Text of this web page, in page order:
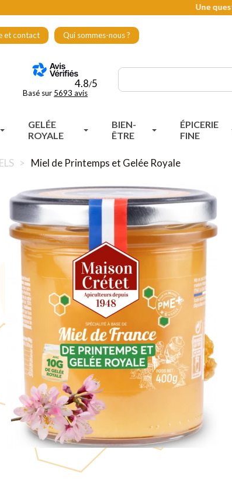
Une
et contact Qui sommes-nous ?
4.8/5
Basé sur 5693 avis
GELÉE
ROYALE
BIEN-
ÊTRE
ÉPICERIE
FINE
Miel de Printemps et Gelée Royale